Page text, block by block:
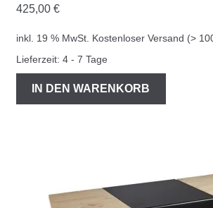
425,00 €
inkl. 19 % MwSt. Kostenloser Versand (>
Lieferzeit: 4 - 7 Tage
IN DEN WARENKORB